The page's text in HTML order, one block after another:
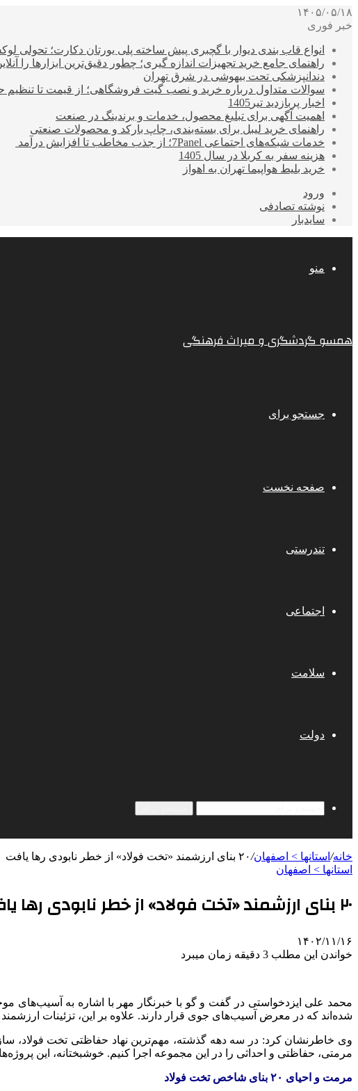
۱۴۰۵/۰۵/۱۸
خبر فوری
انواع قاب بندی دیوار با گچبری پیش ساخته پلی یورتان دکارت؛ تحولی
راهنمای جامع خرید تجهیزات اندازه گیری؛ چطور دقیق‌ترین ابزارها را
دندانپزشکی تحت بیهوشی در شرق تهران
سوالات متداول درباره خرید و نصب گیت فروشگاهی؛ از قیمت تا
اخبار پربازدید تیر1405
اهمیت آگهی برای تبلیغ محصول، خدمات و برندینگ در صنعت
راهنمای خرید لیبل برای بسته‌بندی، چاپ بارکد و محصولات صنعتی
خدمات شبکه‌های اجتماعی 7Panel؛ از جذب مخاطب تا افزایش درآمد
هزینه سفر به کربلا در سال 1405
خرید بلیط هواپیما تهران به اهواز
ورود
نوشته تصادفی
سایدبار
منو
همسو گردشگری و میراث فرهنگی
جستجو برای
صفحه نخست
تندرستی
اجتماعی
سلامت
دولت
خانه/ استانها > اصفهان/۲۰ بنای ارزشمند «تخت فولاد» از خطر نابودی رها یافت
استانها > اصفهان
۲۰ بنای ارزشمند «تخت فولاد» از خطر نابودی رها یافت
۱۴۰۲/۱۱/۱۶
خواندن این مطلب 3 دقیقه زمان میبرد
محمد علی ایزدخواستی در گفت وگو با خبرنگار مهر با اشاره به آسیب‌های
شده‌اند که در معرض آسیب‌های جوی قرار دارند. علاوه بر این، تزئینات
مرمتی، حفاظتی و احداثی را در این مجموعه اجرا کنیم. خوشبختانه، این
مرمت و احیای بنای شاخص تخت فولاد